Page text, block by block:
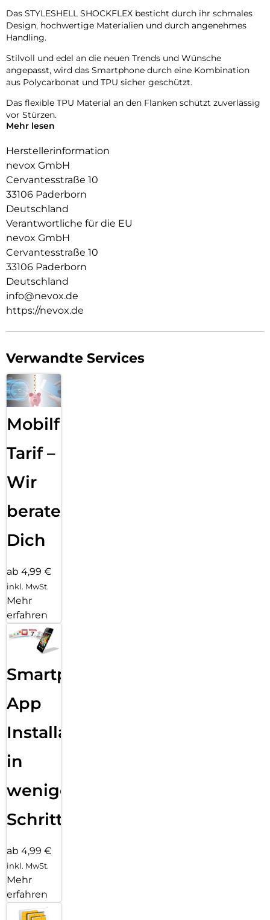
Das STYLESHELL SHOCKFLEX besticht durch ihr schmales
Design, hochwertige Materialien und durch angenehmes
Handling.
Stilvoll und edel an die neuen Trends und Wünsche
angepasst, wird das Smartphone durch eine Kombination
aus Polycarbonat und TPU sicher geschützt.
Das flexible TPU Material an den Flanken schützt zuverlässig
vor Stürzen.
Durch das verwendete Material ist diese komplett
Transparent und bringt jegliche Farbe des Smartphones,
passend zur Geltung.
Die Anschlüsse, Knöpfe und Kamera bleiben voll zugänglich.
Hochwertiges Schmutzabweisendes Material und
Schockproof durch eingearbeitete Luftpolster in den Ecken.
Mehr lesen
Herstellerinformation
nevox GmbH
Cervantesstraße 10
33106 Paderborn
Deutschland
Verantwortliche für die EU
nevox GmbH
Cervantesstraße 10
33106 Paderborn
Deutschland
info@nevox.de
https://nevox.de
Verwandte Services
Mobilfunk
Tarif –
Wir
beraten
Dich
ab 4,99 €
inkl. MwSt.
Mehr
erfahren
Smartphone
App
Installation
in
wenigen
Schritten
ab 4,99 €
inkl. MwSt.
Mehr
erfahren